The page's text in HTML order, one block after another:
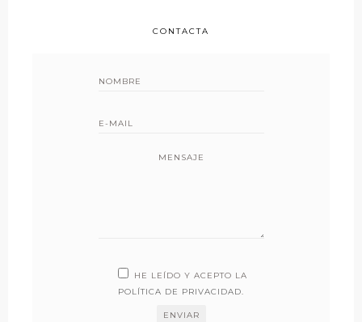
CONTACTA
MENSAJE
HE LEÍDO Y ACEPTO LA
POLÍTICA DE PRIVACIDAD.